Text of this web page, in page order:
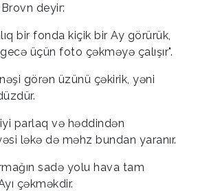
deyir:
bir fonda kiçik bir Ay görürük,
üçün foto çəkməyə çalışır".
görən üzünü çəkirik, yəni
parlaq və həddindən
ləkə də məhz bundan yaranır.
sadə yolu hava tam
çəkməkdir.